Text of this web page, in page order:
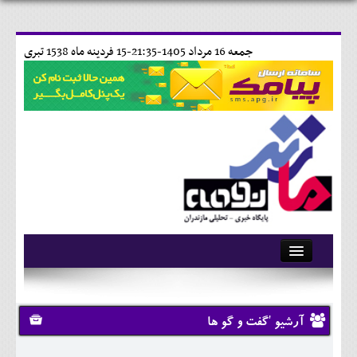
15 فردينه ماه 1538 تبری جمعه 16 مرداد 1405-21:35-
آرشیو
تماس با ما
وبلاگ
آرشیو 'گفت و گو ها